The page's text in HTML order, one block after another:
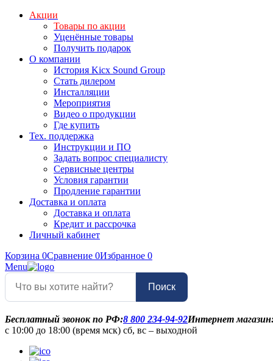
Акции
Товары по акции
Уценённые товары
Получить подарок
О компании
История Kicx Sound Group
Стать дилером
Инсталляции
Мероприятия
Видео о продукции
Где купить
Тех. поддержка
Инструкции и ПО
Задать вопрос специалисту
Сервисные центры
Условия гарантии
Продление гарантии
Доставка и оплата
Доставка и оплата
Кредит и рассрочка
Личный кабинет
Корзина 0Сравнение 0Избранное 0
Бесплатный звонок по РФ:8 800 234-94-92Интернет
с 10:00 до 18:00 (время мск) сб, вс – выходной
Menu
Поиск